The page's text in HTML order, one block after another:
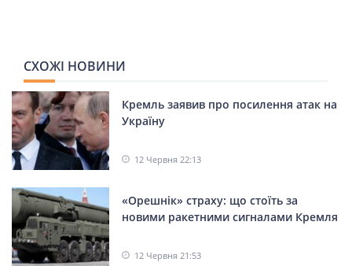
СХОЖІ НОВИНИ
Кремль заявив про посилення атак на
Україну
12 Червня 22:13
«Орешнік» страху: що стоїть за
новими ракетними сигналами Кремля
12 Червня 21:53